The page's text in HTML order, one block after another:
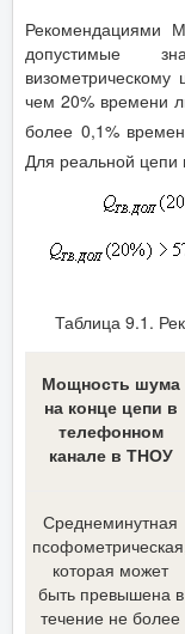
Рекомендациями
допустимые
чем 20% времени
более 0,1%
Для реальной цепи
Таблица 9.1.
Мощность шума
на конце цепи в
телефонном
канале в ТНОУ
Среднеминутная
которая может
быть превышена в
течение не более